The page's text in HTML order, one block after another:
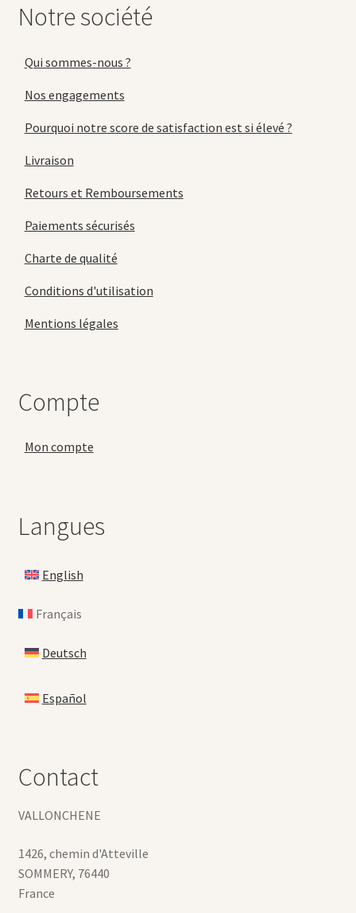
Notre société
Qui sommes-nous ?
Nos engagements
Pourquoi notre score de satisfaction est si élevé ?
Livraison
Retours et Remboursements
Paiements sécurisés
Charte de qualité
Conditions d'utilisation
Mentions légales
Compte
Mon compte
Langues
English
Français
Deutsch
Español
Contact
VALLONCHENE
1426, chemin d'Atteville
SOMMERY, 76440
France